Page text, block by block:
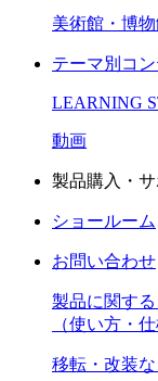
美術館・博
テーマ別コ
LEARNING
動画
製品購入・サ
ショールーム
お問い合わせ
製品に関す
（使い方・
移転・改装